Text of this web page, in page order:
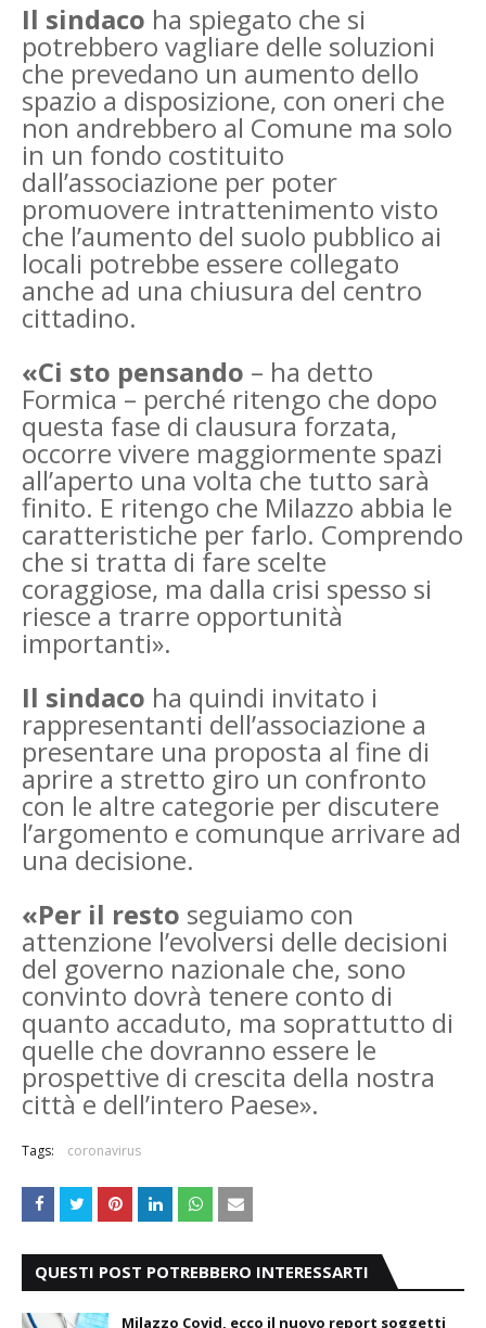
Il sindaco ha spiegato che si
potrebbero vagliare delle soluzioni
che prevedano un aumento dello
spazio a disposizione, con oneri che
non andrebbero al Comune ma solo
in un fondo costituito
dall’associazione per poter
promuovere intrattenimento visto
che l’aumento del suolo pubblico ai
locali potrebbe essere collegato
anche ad una chiusura del centro
cittadino.
«Ci sto pensando – ha detto
Formica – perché ritengo che dopo
questa fase di clausura forzata,
occorre vivere maggiormente spazi
all’aperto una volta che tutto sarà
finito. E ritengo che Milazzo abbia le
caratteristiche per farlo. Comprendo
che si tratta di fare scelte
coraggiose, ma dalla crisi spesso si
riesce a trarre opportunità
importanti».
Il sindaco ha quindi invitato i
rappresentanti dell’associazione a
presentare una proposta al fine di
aprire a stretto giro un confronto
con le altre categorie per discutere
l’argomento e comunque arrivare ad
una decisione.
«Per il resto seguiamo con
attenzione l’evolversi delle decisioni
del governo nazionale che, sono
convinto dovrà tenere conto di
quanto accaduto, ma soprattutto di
quelle che dovranno essere le
prospettive di crescita della nostra
città e dell’intero Paese».
Tags: coronavirus
QUESTI POST POTREBBERO INTERESSARTI
Milazzo Covid, ecco il nuovo report soggetti